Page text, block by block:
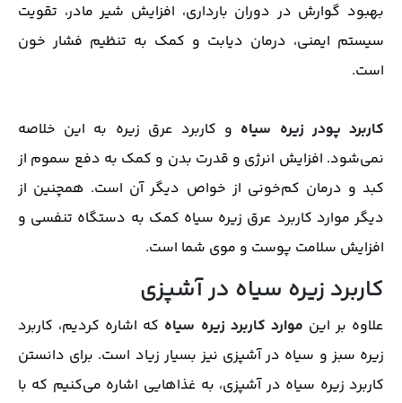
بهبود گوارش در دوران بارداری، افزایش شیر مادر، تقویت
سیستم ایمنی، درمان دیابت و کمک به تنظیم فشار خون
است.
کاربرد پودر زیره سیاه و کاربرد عرق زیره به این خلاصه
نمی‌شود. افزایش انرژی و قدرت بدن و کمک به دفع سموم از
کبد و درمان کم‌خونی از خواص دیگر آن است. همچنین از
دیگر موارد کاربرد عرق زیره سیاه کمک به دستگاه تنفسی و
افزایش سلامت پوست و موی شما است.
کاربرد زیره سیاه در آشپزی
علاوه بر این موارد کاربرد زیره سیاه که اشاره کردیم، کاربرد
زیره سبز و سیاه در آشپزی نیز بسیار زیاد است. برای دانستن
کاربرد زیره سیاه در آشپزی، به غذاهایی اشاره می‌کنیم که با